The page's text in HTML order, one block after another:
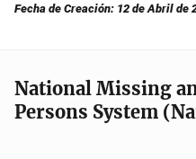
Fecha de Creación: 12 de Abril de
National Missing
Persons System